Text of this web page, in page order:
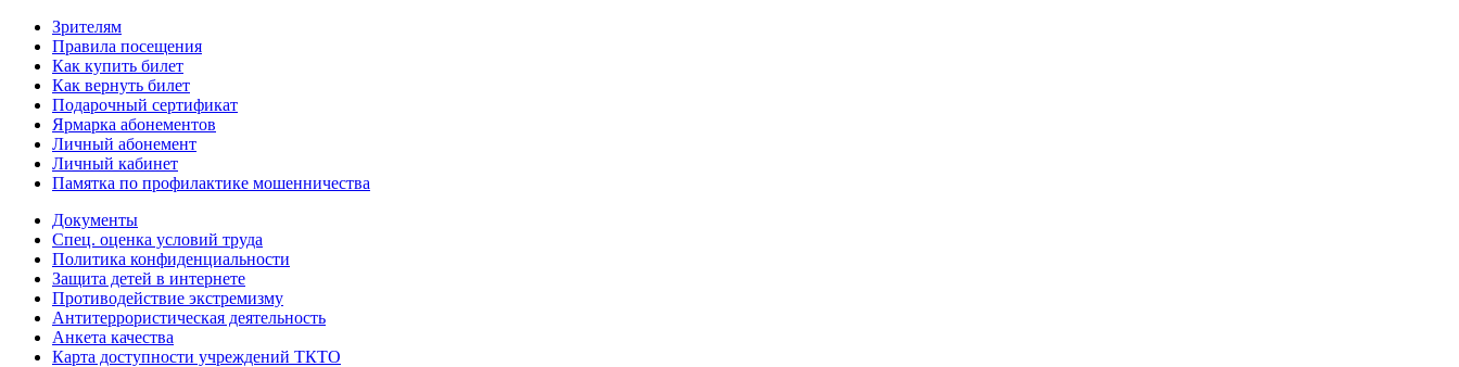
Зрителям
Правила посещения
Как купить билет
Как вернуть билет
Подарочный сертификат
Ярмарка абонементов
Личный абонемент
Личный кабинет
Памятка по профилактике мошенничества
Документы
Спец. оценка условий труда
Политика конфиденциальности
Защита детей в интернете
Противодействие экстремизму
Антитеррористическая деятельность
Анкета качества
Карта доступности учреждений ТКТО